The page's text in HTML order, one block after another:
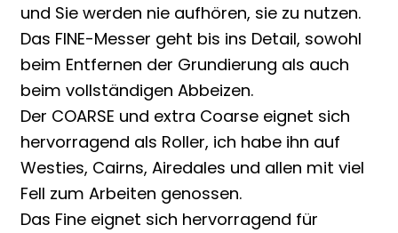
und Sie werden nie aufhören, sie zu nutzen.
Das FINE-Messer geht bis ins Detail, sowohl
beim Entfernen der Grundierung als auch
beim vollständigen Abbeizen.
Der COARSE und extra Coarse eignet sich
hervorragend als Roller, ich habe ihn auf
Westies, Cairns, Airedales und allen mit viel
Fell zum Arbeiten genossen.
Das Fine eignet sich hervorragend für